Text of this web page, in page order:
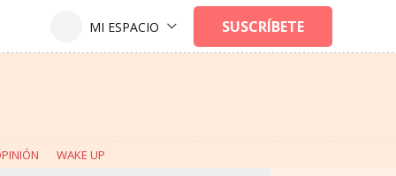
WAKE UP